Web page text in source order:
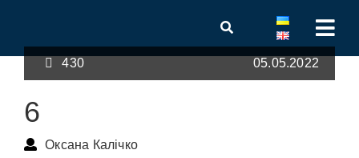
430 05.05.2022
6
Оксана Калічко